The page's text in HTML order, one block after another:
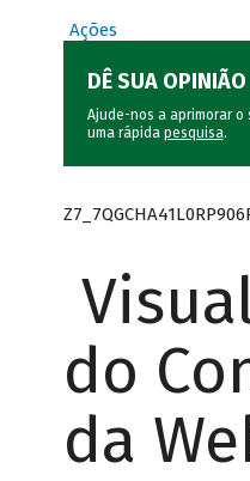
Ações
DÊ SUA OPINIÃO
Ajude-nos a aprimorar o
uma rápida pesquisa.
do
da